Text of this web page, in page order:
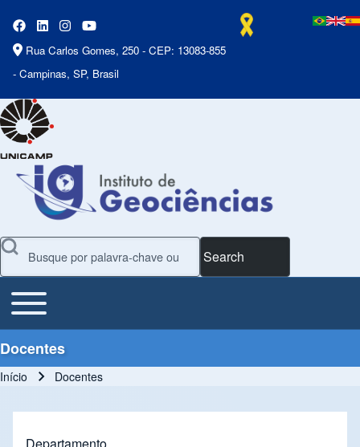
Rua Carlos Gomes, 250 - CEP: 13083-855
- Campinas, SP, Brasil
Search
Main Menu
Toggle main menu
Docentes
Início Docentes
Departamento